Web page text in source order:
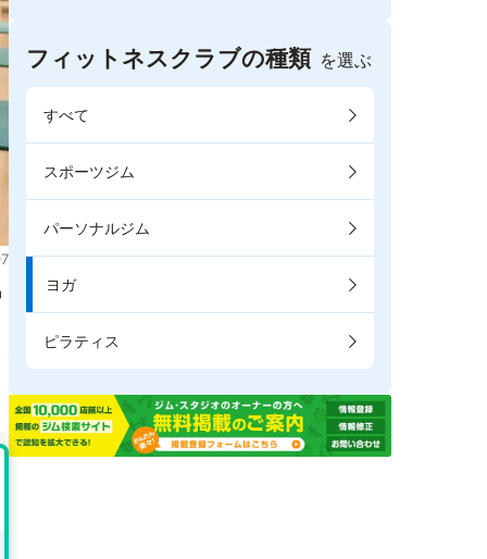
フィットネスクラブの種類 を選ぶ
すべて
スポーツジム
パーソナルジム
ヨガ
ピラティス